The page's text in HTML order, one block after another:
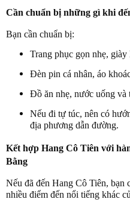
Cần chuẩn bị những gì khi
Bạn cần chuẩn bị:
Trang phục gọn nhẹ,
Đèn pin cá nhân, áo
Đồ ăn nhẹ, nước uống và
Nếu đi tự túc, nên có
địa phương dẫn đường.
Kết hợp Hang Cô Tiên với
Bằng
Nếu đã đến Hang Cô Tiên, bạn
nhiều điểm đến nổi tiếng khác